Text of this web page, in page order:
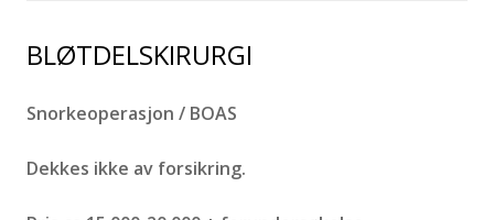
BLØTDELSKIRURGI
Snorkeoperasjon / BOAS
Dekkes ikke av forsikring.